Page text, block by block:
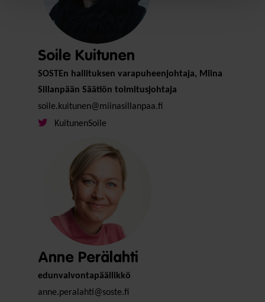
Soile Kuitunen
SOSTEn hallituksen varapuheenjohtaja, Miina
Sillanpään Säätiön toimitusjohtaja
soile.kuitunen@miinasillanpaa.fi
KuitunenSoile
Anne Perälahti
edunvalvontapäällikkö
anne.peralahti@soste.fi